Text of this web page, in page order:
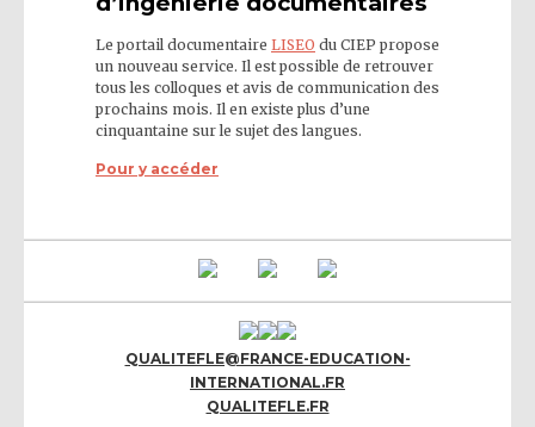
Le portail documentaire LISEO du CIEP propose
un nouveau service. Il est possible de retrouver
tous les colloques et avis de communication des
prochains mois. Il en existe plus d’une
cinquantaine sur le sujet des langues.
Pour y accéder
QUALITEFLE@FRANCE-EDUCATION-
INTERNATIONAL.FR
QUALITEFLE.FR